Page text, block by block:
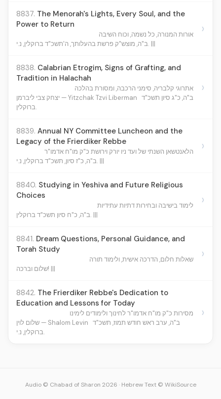
8837. The Menorah's Lights, Every Soul, and the
Power to Return
אורות המנורה, כל נשמה, וכוח השיבה
ב"ה, מוצש"ק פרשת בהעלותך, ה'תשכ"ד ברוקלין, נ.י. |||
›
8838. Calabrian Etrogim, Signs of Grafting, and
Tradition in Halachah
אתרוגי קלבריה, סימני הרכבה, ומסורת בהלכה
יצחק צבי ליברמן — Yitzchak Tzvi Liberman ב"ה, כ"ג סיון תשכ"ד
ברוקלין.
›
8839. Annual NY Committee Luncheon and the
Legacy of the Frierdiker Rebbe
הלאנטשאן השנתי של ועד ניו יורק וירושת כ"ק מו"ח אדמו"ר
ב"ה, כ"ז סיון, תשכ"ד ברוקלין, נ.י. |||
›
8840. Studying in Yeshiva and Future Religious
Choices
לימוד בישיבה ובחירות דתיות עתידיות
ב"ה, כ"ח סיון תשכ"ד ברוקלין. |||
›
8841. Dream Questions, Personal Guidance, and
Torah Study
שאלות חלום, הדרכה אישית, ולימוד תורה
שלום וברכה! |||
›
8842. The Frierdiker Rebbe's Dedication to
Education and Lessons for Today
מסירות כ"ק מו"ח אדמו"ר לחינוך ולימודים לימינו
שלום לוין — Shalom Levin ב"ה, ערב ראש חודש תמוז, תשכ"ד
ברוקלין, נ.י.
›
Audio © Chabad of Sharon 2026 · Hebrew Text © WikiSource